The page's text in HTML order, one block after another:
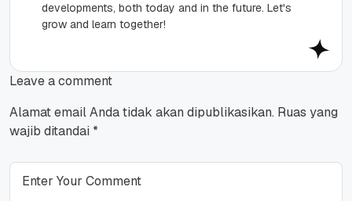
developments, both today and in the future. Let's
grow and learn together!
Leave a comment
Alamat email Anda tidak akan dipublikasikan. Ruas yang
wajib ditandai *